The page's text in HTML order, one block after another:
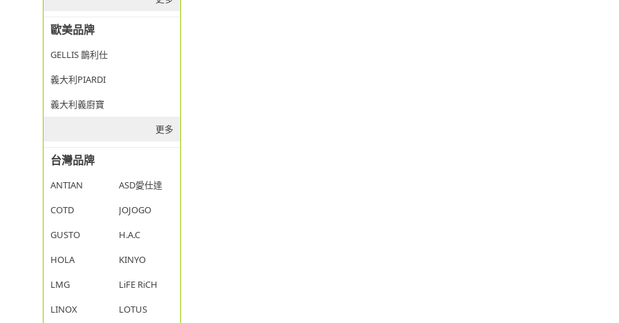
歐美品牌
GELLIS 鵲利仕
義大利PIARDI
義大利義廚寶
更多
台灣品牌
ANTIAN
ASD愛仕達
COTD
JOJOGO
GUSTO
H.A.C
HOLA
KINYO
LMG
LiFE RiCH
LINOX
LOTUS